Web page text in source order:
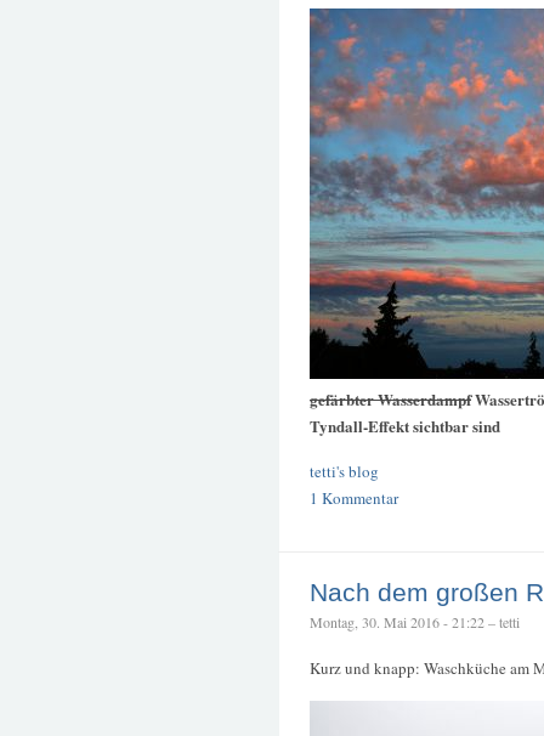
gefärbter Wasserdampf
Tyndall-Effekt sichtbar sind
tetti's blog
1 Kommentar
Nach dem großen
Montag, 30. Mai 2016 - 21:22 – tetti
Kurz und knapp: Waschküche am